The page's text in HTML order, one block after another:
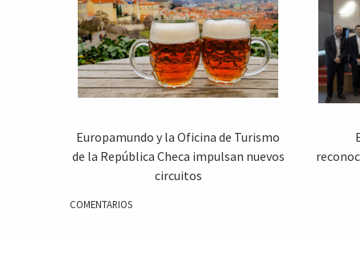
Europamundo y la Oficina de Turismo
de la República Checa impulsan nuevos
circuitos
COMENTARIOS